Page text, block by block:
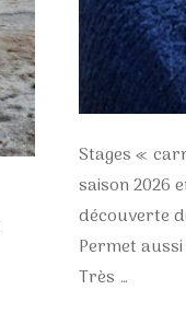
Stages «
saison 2026
découverte
Permet
Très …